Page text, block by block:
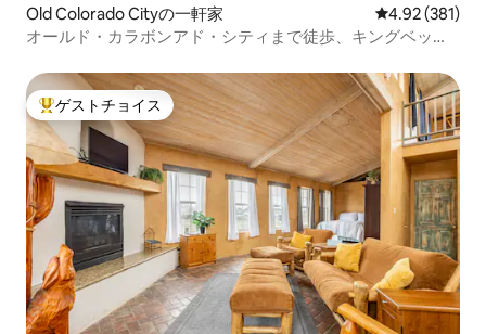
Old Colorado Cityの一軒家 レビュー381
4.92 (381)
オールド・カラボンアド・シティまで徒歩、キングベッ
大好評のゲストチョイスです。
ゲストチョイス